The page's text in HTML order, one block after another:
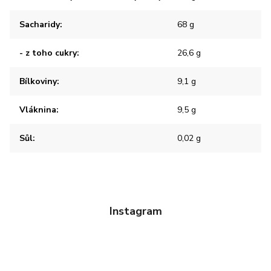
Sacharidy: 68 g
- z toho cukry: 26,6 g
Bílkoviny: 9,1 g
Vláknina: 9,5 g
Sůl: 0,02 g
Instagram